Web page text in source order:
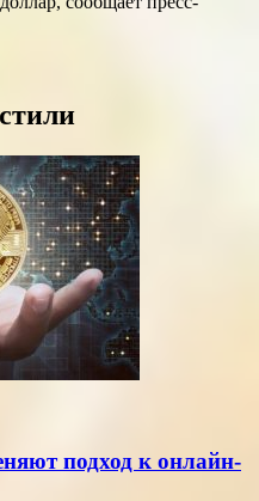
подход к онлайн-